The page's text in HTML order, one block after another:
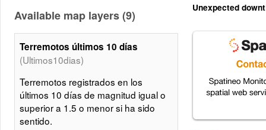
Unexpected
Available map layers (9)
Terremotos últimos 10 días
(Ultimos10dias)
Terremotos registrados en los
últimos 10 días de magnitud igual o
superior a 1.5 o menor si ha sido
sentido.